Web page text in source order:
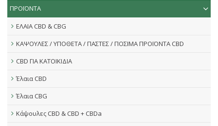
ΠΡΟΪΟΝΤΑ
ΕΛΑΙΑ CBD & CBG
ΚΑΨΟΥΛΕΣ / ΥΠΟΘΕΤΑ / ΠΑΣΤΕΣ / ΠΟΣΙΜΑ ΠΡΟΪΟΝΤΑ CBD
CBD ΓΙΑ ΚΑΤΟΙΚΙΔΙΑ
Έλαια CBD
Έλαια CBG
Κάψουλες CBD & CBD + CBDa